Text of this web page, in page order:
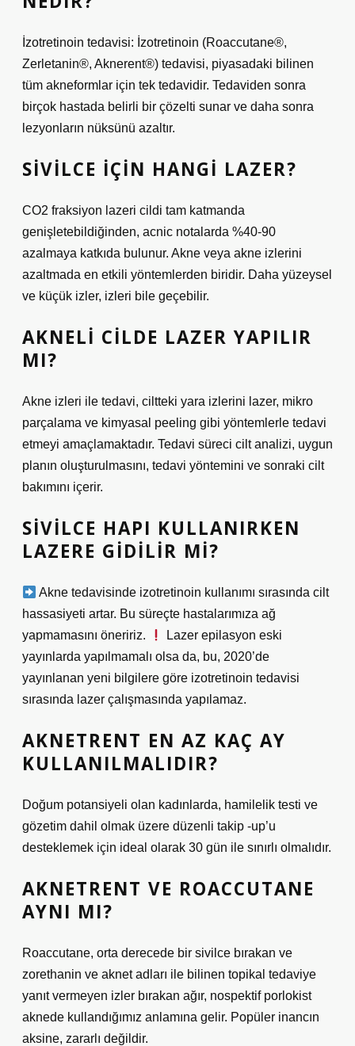
İzotretinoin tedavisi: İzotretinoin (Roaccutane®,
Zerletanin®, Aknerent®) tedavisi, piyasadaki bilinen
tüm akneformlar için tek tedavidir. Tedaviden sonra
birçok hastada belirli bir çözelti sunar ve daha sonra
lezyonların nüksünü azaltır.
SIVILCE IÇIN HANGI LAZER?
CO2 fraksiyon lazeri cildi tam katmanda
genişletebildiğinden, acnic notalarda %40-90
azalmaya katkıda bulunur. Akne veya akne izlerini
azaltmada en etkili yöntemlerden biridir. Daha yüzeysel
ve küçük izler, izleri bile geçebilir.
AKNELI CILDE LAZER YAPILIR
MI?
Akne izleri ile tedavi, ciltteki yara izlerini lazer, mikro
parçalama ve kimyasal peeling gibi yöntemlerle tedavi
etmeyi amaçlamaktadır. Tedavi süreci cilt analizi, uygun
planın oluşturulmasını, tedavi yöntemini ve sonraki cilt
bakımını içerir.
SIVILCE HAPI KULLANIRKEN
LAZERE GIDILIR MI?
Akne tedavisinde izotretinoin kullanımı sırasında cilt
hassasiyeti artar. Bu süreçte hastalarımıza ağ
yapmamasını öneririz.
Lazer epilasyon eski
yayınlarda yapılmamalı olsa da, bu, 2020’de
yayınlanan yeni bilgilere göre izotretinoin tedavisi
sırasında lazer çalışmasında yapılamaz.
AKNETRENT EN AZ KAÇ AY
KULLANILMALIDIR?
Doğum potansiyeli olan kadınlarda, hamilelik testi ve
gözetim dahil olmak üzere düzenli takip -up’u
desteklemek için ideal olarak 30 gün ile sınırlı olmalıdır.
AKNETRENT VE ROACCUTANE
AYNI MI?
Roaccutane, orta derecede bir sivilce bırakan ve
zorethanin ve aknet adları ile bilinen topikal tedaviye
yanıt vermeyen izler bırakan ağır, nospektif porlokist
aknede kullandığımız anlamına gelir. Popüler inancın
aksine, zararlı değildir.